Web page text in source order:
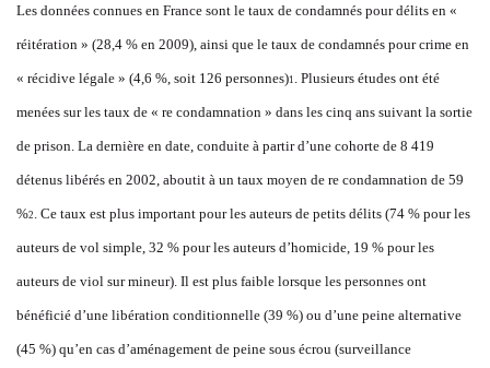
Les données connues en France sont le taux de condamnés pour délits en «
réitération » (28,4 % en 2009), ainsi que le taux de condamnés pour crime en
« récidive légale » (4,6 %, soit 126 personnes)1 . Plusieurs études ont été
menées sur les taux de « re condamnation » dans les cinq ans suivant la sortie
de prison. La dernière en date, conduite à partir d’une cohorte de 8 419
détenus libérés en 2002, aboutit à un taux moyen de re condamnation de 59
%2 . Ce taux est plus important pour les auteurs de petits délits (74 % pour les
auteurs de vol simple, 32 % pour les auteurs d’homicide, 19 % pour les
auteurs de viol sur mineur). Il est plus faible lorsque les personnes ont
bénéficié d’une libération conditionnelle (39 %) ou d’une peine alternative
(45 %) qu’en cas d’aménagement de peine sous écrou (surveillance